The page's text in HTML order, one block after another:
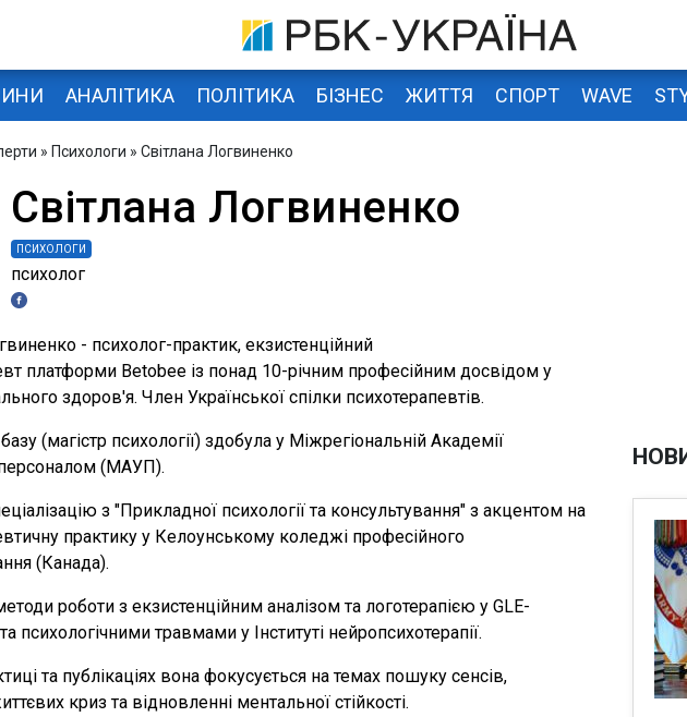
АНАЛІТИКА ПОЛІТИКА БІЗНЕС ЖИТТЯ СПОРТ WAVE
» Психологи » Світлана Логвиненко
Світлана Логвиненко
ПСИХОЛОГИ
психолог
- психолог-практик, екзистенційний
платформи Betobee із понад 10-річним професійним досвідом у
здоров'я. Член Української спілки психотерапевтів.
(магістр психології) здобула у Міжрегіональній Академії
(МАУП).
з "Прикладної психології та консультування" з акцентом на
практику у Келоунському коледжі професійного
(Канада).
роботи з екзистенційним аналізом та логотерапією у GLE-
психологічними травмами у Інституті нейропсихотерапії.
та публікаціях вона фокусується на темах пошуку сенсів,
криз та відновленні ментальної стійкості.